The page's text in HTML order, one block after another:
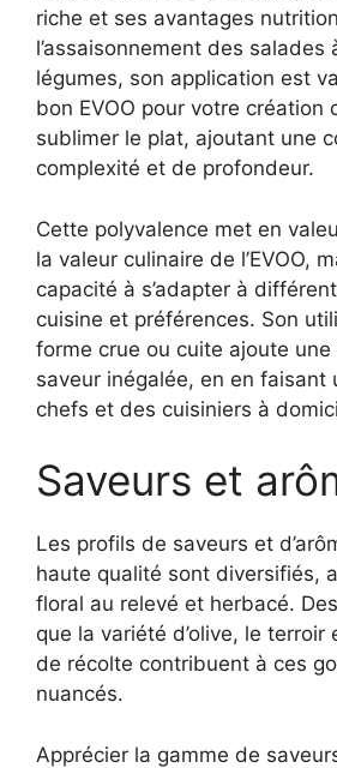
riche et ses avantages
l’assaisonnement des salades
légumes, son application est
bon EVOO pour votre création
sublimer le plat, ajoutant une
complexité et de profondeur.
Cette polyvalence met en
la valeur culinaire de l’EVOO,
capacité à s’adapter à
cuisine et préférences. Son
forme crue ou cuite ajoute
saveur inégalée, en en faisant
chefs et des cuisiniers à
Saveurs et
Les profils de saveurs et
haute qualité sont diversifiés,
floral au relevé et herbacé.
que la variété d’olive, le terroir
de récolte contribuent à ces
nuancés.
Apprécier la gamme de